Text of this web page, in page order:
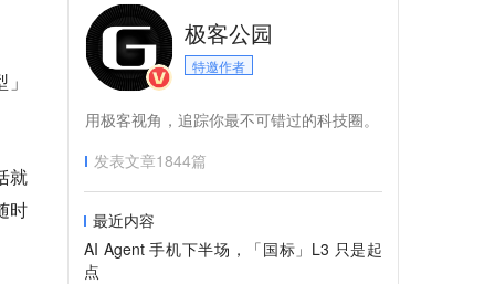
就
时
极客公园
特邀作者
用极客视角，追踪你最不可错过的科技圈。
发表文章1844篇
最近内容
AI Agent 手机下半场，「国标」L3 只是起
点